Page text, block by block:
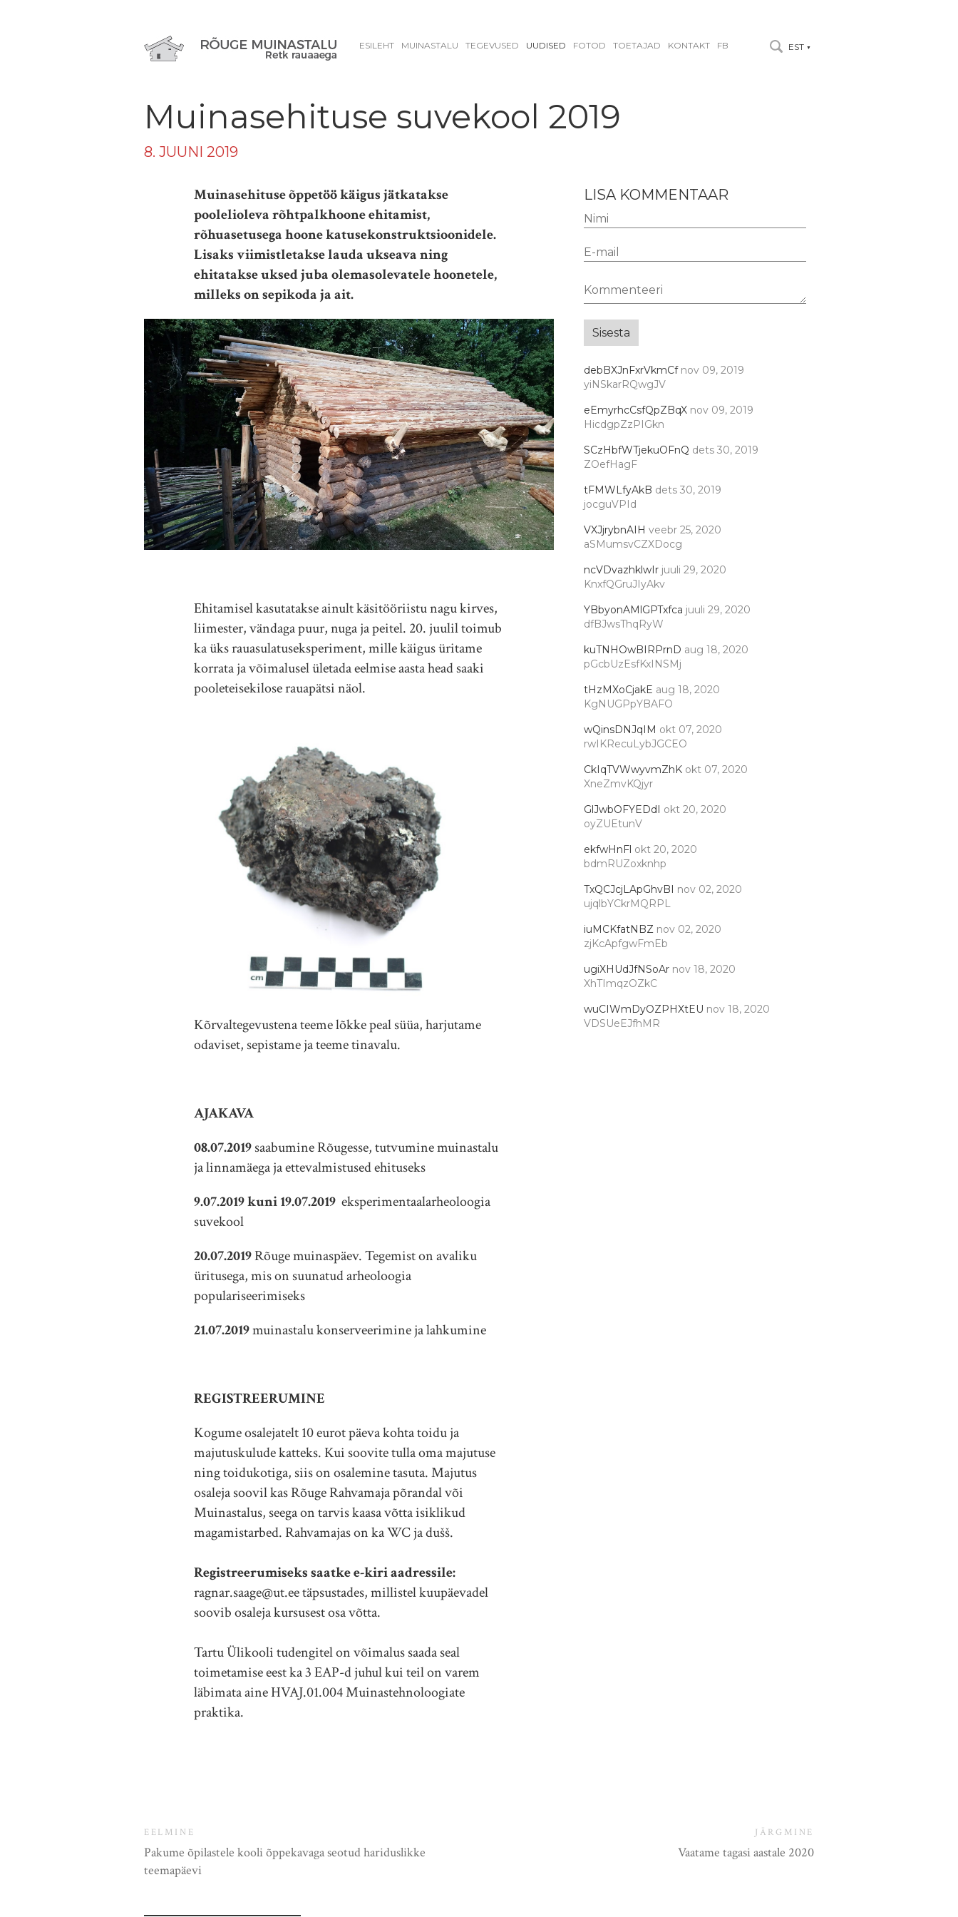
ESILEHT MUINASTALU TEGEVUSED UUDISED FOTOD TOETAJAD KONTAKT FB EST ▼
Muinasehituse suvekool 2019
8. JUUNI 2019
Muinasehituse õppetöö käigus jätkatakse
poolelioleva rõhtpalkhoone ehitamist,
rõhuasetusega hoone katusekonstruktsioonidele.
Lisaks viimistletakse lauda ukseava ning
ehitatakse uksed juba olemasolevatele hoonetele,
milleks on sepikoda ja ait.
Ehitamisel kasutatakse ainult käsitööriistu nagu kirves,
liimester, vändaga puur, nuga ja peitel. 20. juulil toimub
ka üks rauasulatuseksperiment, mille käigus üritame
korrata ja võimalusel ületada eelmise aasta head saaki
pooleteisekilose rauapätsi näol.
Kõrvaltegevustena teeme lõkke peal süüa, harjutame
odaviset, sepistame ja teeme tinavalu.
AJAKAVA
08.07.2019saabumine Rõugesse, tutvumine muinastalu
ja linnamäega ja ettevalmistused ehituseks
9.07.2019 kuni 19.07.2019 eksperimentaalarheoloogia
suvekool
20.07.2019Rõuge muinaspäev. Tegemist on avaliku
üritusega, mis on suunatud arheoloogia
populariseerimiseks
21.07.2019muinastalu konserveerimine ja lahkumine
REGISTREERUMINE
Kogume osalejatelt 10 eurot päeva kohta toidu ja
majutuskulude katteks. Kui soovite tulla oma majutuse
ning toidukotiga, siis on osalemine tasuta. Majutus
osaleja soovil kas Rõuge Rahvamaja põrandal või
Muinastalus, seega on tarvis kaasa võtta isiklikud
magamistarbed. Rahvamajas on ka WC ja dušš.
Registreerumiseks saatke e-kiri aadressile:
ragnar.saage@ut.ee täpsustades, millistel kuupäevadel
soovib osaleja kursusest osa võtta.
Tartu Ülikooli tudengitel on võimalus saada seal
toimetamise eest ka 3 EAP-d juhul kui teil on varem
läbimata aine HVAJ.01.004 Muinastehnoloogiate
praktika.
LISA KOMMENTAAR
debBXJnFxrVkmCf nov 09, 2019
yiNSkarRQwgJV
eEmyrhcCsfQpZBqX nov 09, 2019
HicdgpZzPIGkn
SCzHbfWTjekuOFnQ dets 30, 2019
ZOefHagF
tFMWLfyAkB dets 30, 2019
jocguVPId
VXJjrybnAIH veebr 25, 2020
aSMumsvCZXDocg
ncVDvazhklwIr juuli 29, 2020
KnxfQGruJIyAkv
YBbyonAMlGPTxfca juuli 29, 2020
dfBJwsThqRyW
kuTNHOwBIRPrnD aug 18, 2020
pGcbUzEsfKxINSMj
tHzMXoCjakE aug 18, 2020
KgNUGPpYBAFO
wQinsDNJqIM okt 07, 2020
rwIKRecuLybJGCEO
CkIqTVWwyvmZhK okt 07, 2020
XneZmvKQjyr
GlJwbOFYEDdI okt 20, 2020
oyZUEtunV
ekfwHnFl okt 20, 2020
bdmRUZoxknhp
TxQCJcjLApGhvBI nov 02, 2020
ujqlbYCkrMQRPL
iuMCKfatNBZ nov 02, 2020
zjKcApfgwFmEb
ugiXHUdJfNSoAr nov 18, 2020
XhTImqzOZkC
wuCIWmDyOZPHXtEU nov 18, 2020
VDSUeEJfhMR
EELMINE
Pakume õpilastele kooli õppekavaga seotud hariduslikke
teemapäevi
JÄRGMINE
Vaatame tagasi aastale 2020